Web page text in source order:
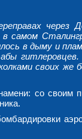
через
самом
в дыму и
гитлеровцев.
своих же
со своим